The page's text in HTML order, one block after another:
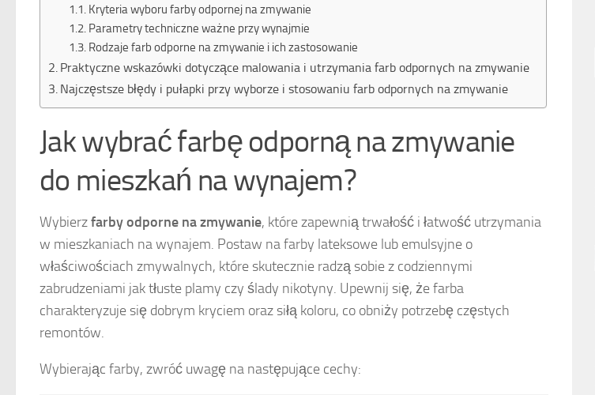
Kryteria wyboru farby odpornej na zmywanie
Parametry techniczne ważne przy wynajmie
Rodzaje farb odporne na zmywanie i ich zastosowanie
Praktyczne wskazówki dotyczące malowania i utrzymania farb odpornych na zmywanie
Najczęstsze błędy i pułapki przy wyborze i stosowaniu farb odpornych na zmywanie
Jak wybrać farbę odporną na zmywanie
do mieszkań na wynajem?
Wybierzfarby odporne na zmywanie, które zapewnią trwałość i łatwość utrzymania
w mieszkaniach na wynajem. Postaw na farby lateksowe lub emulsyjne o
właściwościach zmywalnych, które skutecznie radzą sobie z codziennymi
zabrudzeniami jak tłuste plamy czy ślady nikotyny. Upewnij się, że farba
charakteryzuje się dobrym kryciem oraz siłą koloru, co obniży potrzebę częstych
remontów.
Wybierając farby, zwróć uwagę na następujące cechy: